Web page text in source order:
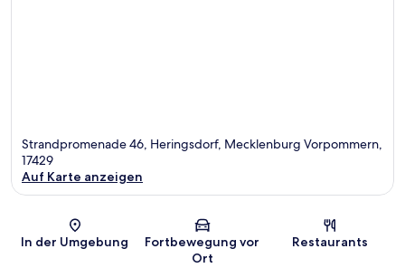
Strandpromenade 46, Heringsdorf, Mecklenburg Vorpommern,
17429
Auf Karte anzeigen
In der Umgebung
Fortbewegung vor
Ort
Restaurants